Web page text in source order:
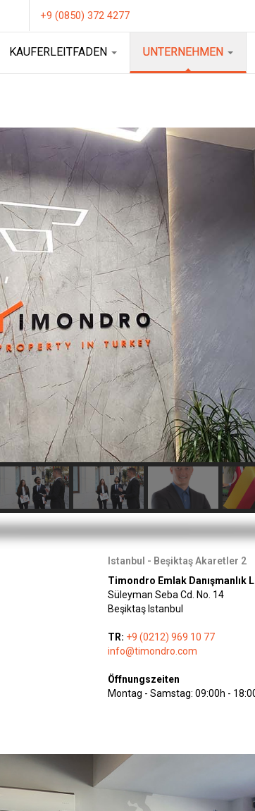
+9 (0850) 372 4277
KAUFERLEITFADEN UNTERNEHMEN
Istanbul - Beşiktaş Akaretler 2
Timondro Emlak Danışmanlık
Süleyman Seba Cd. No. 14
Beşiktaş Istanbul
TR: +9 (0212) 969 10 77
info@timondro.com
Öffnungszeiten
Montag - Samstag: 09:00h -